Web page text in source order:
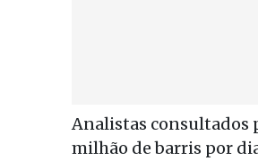
Analistas consultados
milhão de barris por